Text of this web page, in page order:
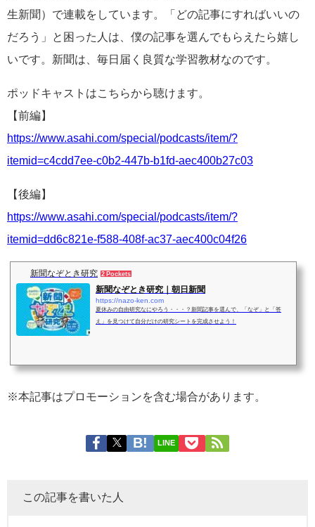
生新聞）で連載をしています。「どの記事にすればいいの
だろう」と困った人は、僕の記事を選んでもらえたら嬉し
いです。新聞は、毎日届く良質な学習教材なのです。
ポッドキャストはこちらから聴けます。
【前編】
https://www.asahi.com/special/podcasts/item/?
itemid=c4cdd7ee-c0b2-447b-b1fd-aec400b27c03
【後編】
https://www.asahi.com/special/podcasts/item/?
itemid=dd6c821e-f588-408f-ac37-aec400c04f26
新聞なぞとき研究 2 Pockets
新聞なぞとき研究｜朝日新聞
https://nazo-ken.com
夏休みの自由研究なにやろう・・・？新聞記事を選んで、「なぞ」と「答
え」を見つけて自分だけの研究シートを完成させよう！
※本記事はプロモーションを含む場合があります。
LINE
この記事を書いた人